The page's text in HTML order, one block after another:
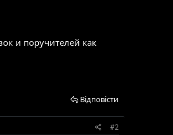
и поручителей как
Відповісти
#2